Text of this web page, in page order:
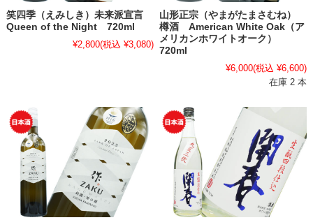
笑四季（えみしき）未来派宣言
Queen of the Night 720ml
¥2,800(税込 ¥3,080)
山形正宗（やまがたまさむね）
樽酒 American White Oak（ア
メリカンホワイトオーク）
720ml
¥6,000(税込 ¥6,600)
在庫 2 本